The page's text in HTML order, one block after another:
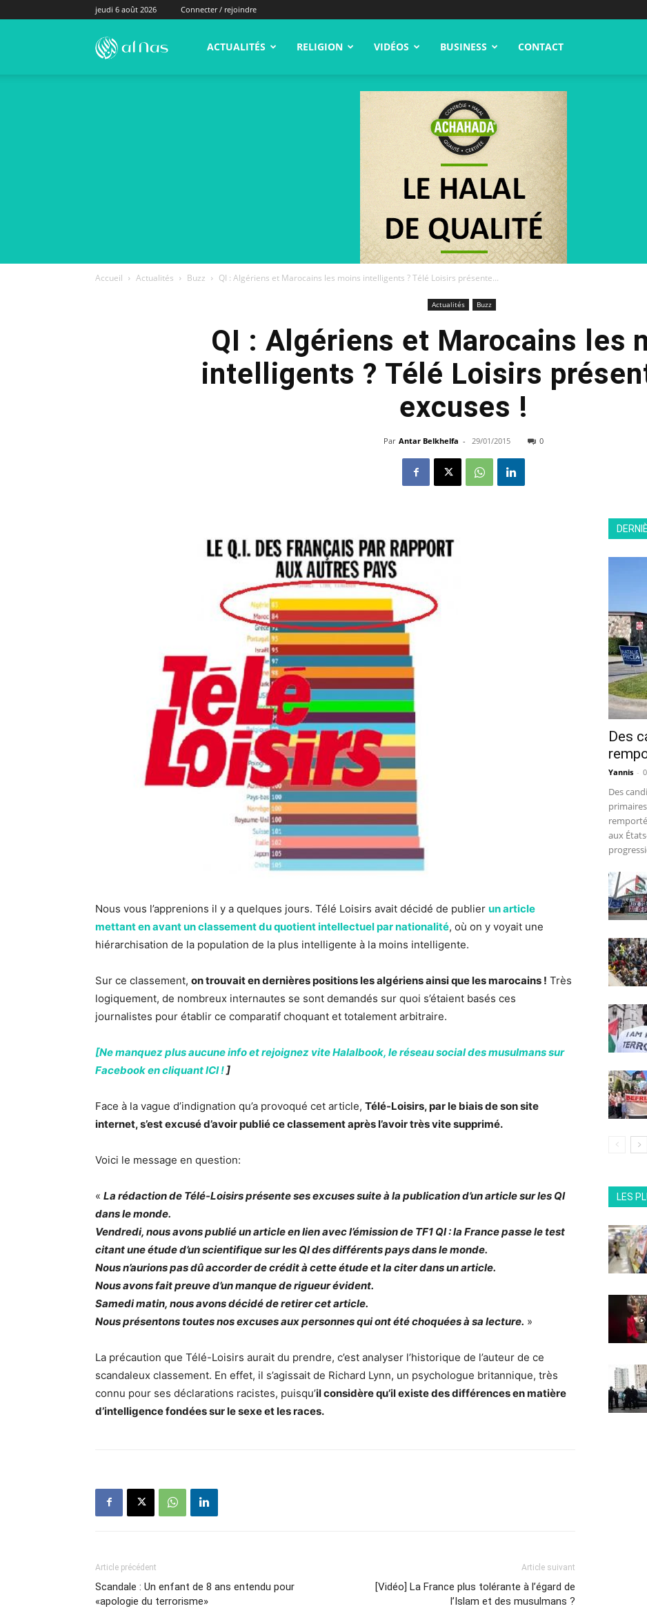
jeudi 6 août 2026 Connecter / rejoindre
alNas.fr ACTUALITÉS RELIGION VIDÉOS BUSINESS CONTACT
Accueil Actualités Buzz QI : Algériens et Marocains les moins intelligents ? Télé Loisirs présente...
Actualités Buzz
QI : Algériens et Marocains les
intelligents ? Télé Loisirs
excuses !
Par Antar Belkhelfa - 29/01/2015 0
Nous vous l’apprenions il y a quelques jours. Télé Loisirs avait décidé de publier un article
mettant en avant un classement du quotient intellectuel par nationalité, où on y voyait une
hiérarchisation de la population de la plus intelligente à la moins intelligente.
Sur ce classement, on trouvait en dernières positions les algériens ainsi que les marocains ! Très
logiquement, de nombreux internautes se sont demandés sur quoi s’étaient basés ces
journalistes pour établir ce comparatif choquant et totalement arbitraire.
[Ne manquez plus aucune info et rejoignez vite Halalbook, le réseau social des musulmans sur
Facebook en cliquant ICI ! ]
Face à la vague d’indignation qu’a provoqué cet article, Télé-Loisirs, par le biais de son site
internet, s’est excusé d’avoir publié ce classement après l’avoir très vite supprimé.
Voici le message en question:
« La rédaction de Télé-Loisirs présente ses excuses suite à la publication d’un article sur les QI
dans le monde.
Vendredi, nous avons publié un article en lien avec l’émission de TF1 QI : la France passe le test
citant une étude d’un scientifique sur les QI des différents pays dans le monde.
Nous n’aurions pas dû accorder de crédit à cette étude et la citer dans un article.
Nous avons fait preuve d’un manque de rigueur évident.
Samedi matin, nous avons décidé de retirer cet article.
Nous présentons toutes nos excuses aux personnes qui ont été choquées à sa lecture. »
La précaution que Télé-Loisirs aurait du prendre, c’est analyser l’historique de l’auteur de ce
scandaleux classement. En effet, il s’agissait de Richard Lynn, un psychologue britannique, très
connu pour ses déclarations racistes, puisqu’il considère qu’il existe des différences en matière
d’intelligence fondées sur le sexe et les races.
Article précédent
Scandale : Un enfant de 8 ans entendu pour
«apologie du terrorisme»
Article suivant
[Vidéo] La France plus tolérante à l’égard de
l’Islam et des musulmans ?
Des
Yannis -
Des
aux
LES